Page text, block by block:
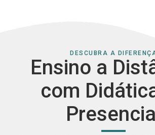
DESCUBRA A
Ensino a
com